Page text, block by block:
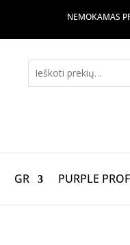
NEMOKAMAS
GR PURPLE